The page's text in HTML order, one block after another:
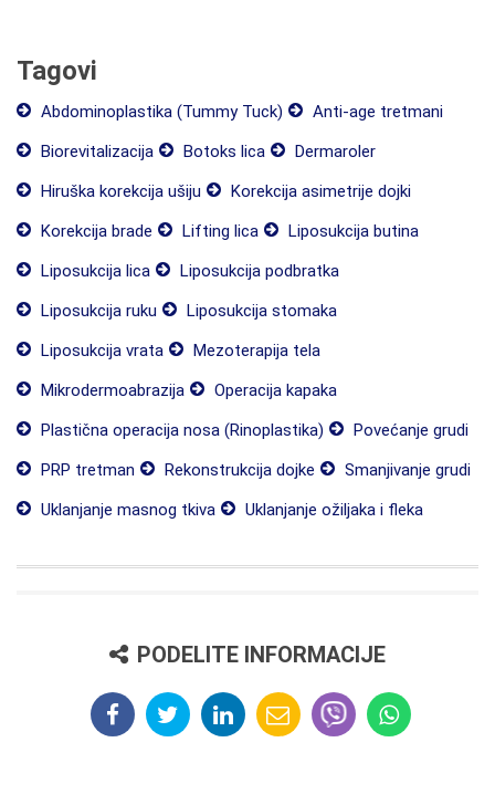
Tagovi
Abdominoplastika (Tummy Tuck)
Anti-age tretmani
Biorevitalizacija
Botoks lica
Dermaroler
Hiruška korekcija ušiju
Korekcija asimetrije dojki
Korekcija brade
Lifting lica
Liposukcija butina
Liposukcija lica
Liposukcija podbratka
Liposukcija ruku
Liposukcija stomaka
Liposukcija vrata
Mezoterapija tela
Mikrodermoabrazija
Operacija kapaka
Plastična operacija nosa (Rinoplastika)
Povećanje grudi
PRP tretman
Rekonstrukcija dojke
Smanjivanje grudi
Uklanjanje masnog tkiva
Uklanjanje ožiljaka i fleka
PODELITE INFORMACIJE